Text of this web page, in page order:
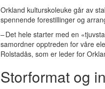
Orkland kulturskoleuke går av
spennende forestillinger og
– Det hele starter med en
samordner opptreden for våre
Rolstadås, som er leder for
Storformat og